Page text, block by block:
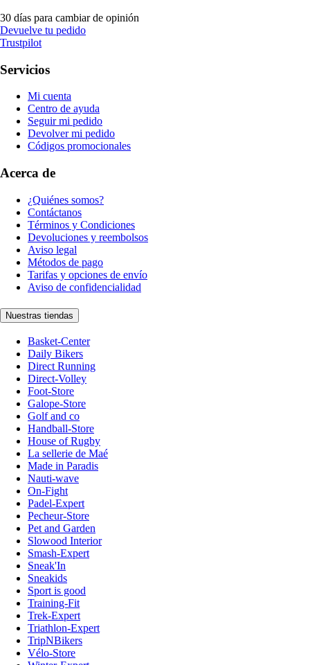
30 días para cambiar de opinión
Devuelve tu pedido
Trustpilot
Servicios
Mi cuenta
Centro de ayuda
Seguir mi pedido
Devolver mi pedido
Códigos promocionales
Acerca de
¿Quiénes somos?
Contáctanos
Términos y Condiciones
Devoluciones y reembolsos
Aviso legal
Métodos de pago
Tarifas y opciones de envío
Aviso de confidencialidad
Nuestras tiendas
Basket-Center
Daily Bikers
Direct Running
Direct-Volley
Foot-Store
Galope-Store
Golf and co
Handball-Store
House of Rugby
La sellerie de Maé
Made in Paradis
Nauti-wave
On-Fight
Padel-Expert
Pecheur-Store
Pet and Garden
Slowood Interior
Smash-Expert
Sneak'In
Sneakids
Sport is good
Training-Fit
Trek-Expert
Triathlon-Expert
TripNBikers
Vélo-Store